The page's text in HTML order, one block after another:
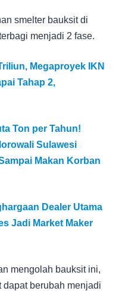
smelter bauksit di
menjadi 2 fase.
Megaproyek IKN
Tahap 2,
Ton per Tahun!
Sulawesi
Makan Korban
Dealer Utama
Jadi Market Maker
mengolah bauksit ini,
dapat berubah menjadi